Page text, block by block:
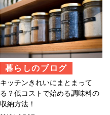
暮らしのブログ
キッチンきれいにまとまって
る？低コストで始める調味料の
収納方法！